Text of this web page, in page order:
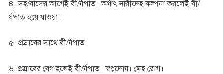
৪. সহ/বাসের আগেই বী/র্যপাত। অর্থাৎ নারীদেহ কল্পনা করলেই বী/
র্যপাত হয়ে যাওয়া।
৫. প্রস্রাবের সাথে বী/র্যপাত।
৬. প্রস্রাবের বেগ হলেই বী/র্যপাত। স্বপ্নদোষ। মেহ রোগ।